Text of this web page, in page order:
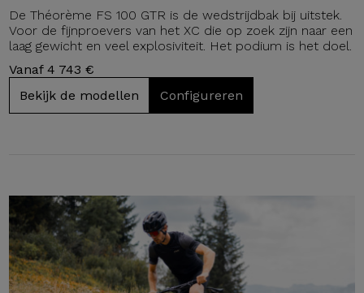
De Théorème FS 100 GTR is de wedstrijdbak bij uitstek.
Voor de fijnproevers van het XC die op zoek zijn naar een
laag gewicht en veel explosiviteit. Het podium is het doel.
Vanaf 4 743 €
Bekijk de modellen
Configureren